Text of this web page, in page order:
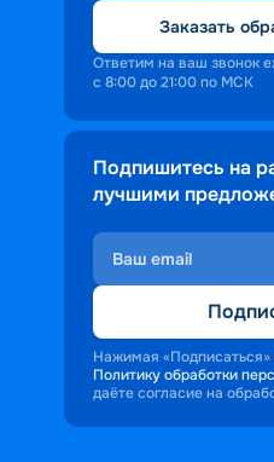
Заказать
Ответим на ваш звонок
с 8:00 до 21:00 по МСК
Подпишитесь на
лучшими
Нажимая
Политику обработки
даёте согласие на